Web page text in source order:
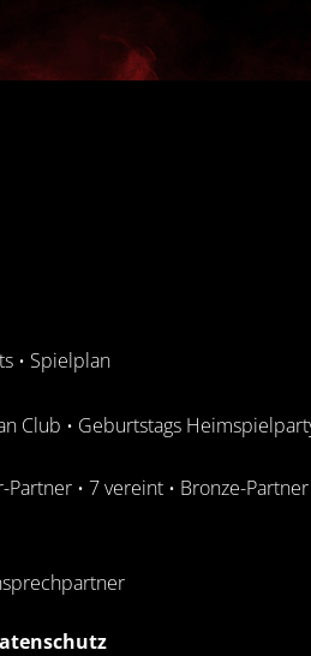
• Spielplan
Club • Geburtstags
Partner • 7 vereint • Bronze-Partner